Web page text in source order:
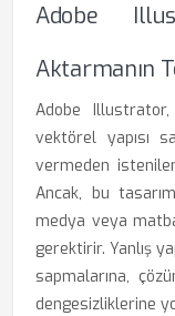
Adobe
Aktarmanın
Adobe
vektörel yapısı
vermeden
Ancak, bu
medya veya
gerektirir. Yanlış
sapmalarına,
dengesizliklerine